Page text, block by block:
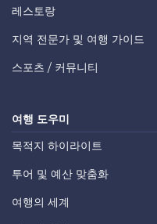
레스토랑
지역 전문가 및 여행 가이드
스포츠 / 커뮤니티
여행 도우미
목적지 하이라이트
투어 및 예산 맞춤화
여행의 세계